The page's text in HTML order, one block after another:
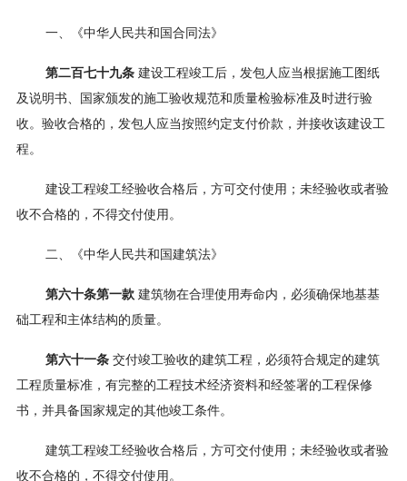
一、《中华人民共和国合同法》
第二百七十九条 建设工程竣工后，发包人应当根据施工图纸
及说明书、国家颁发的施工验收规范和质量检验标准及时进行验
收。验收合格的，发包人应当按照约定支付价款，并接收该建设工
程。
建设工程竣工经验收合格后，方可交付使用；未经验收或者验
收不合格的，不得交付使用。
二、《中华人民共和国建筑法》
第六十条第一款 建筑物在合理使用寿命内，必须确保地基基
础工程和主体结构的质量。
第六十一条 交付竣工验收的建筑工程，必须符合规定的建筑
工程质量标准，有完整的工程技术经济资料和经签署的工程保修
书，并具备国家规定的其他竣工条件。
建筑工程竣工经验收合格后，方可交付使用；未经验收或者验
收不合格的，不得交付使用。